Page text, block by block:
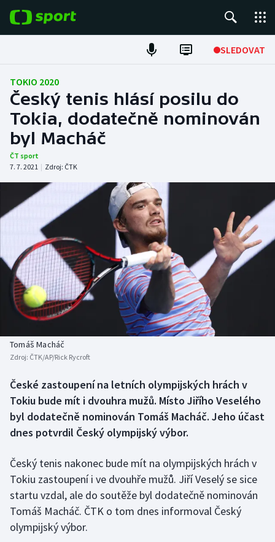
SLEDOVAT
Fotbal
Hokej
Tenis
Atletika
Cyklistika
DALŠÍ SPORTY
Americký fotbal
Baseball a softbal
Basketbal
Biatlon
Box
Curling
Dostihy
Florbal
NEPŘEHLÉDNĚTE
Soutěže
Historické návraty
Aplikace ČT sport
TOKIO 2020
Český tenis hlásí posilu do
Tokia, dodatečně nominován
byl Macháč
ČT sport
7. 7. 2021 | Zdroj: ČTK
Tomáš Macháč
Zdroj: ČTK/AP/Rick Rycroft
České zastoupení na letních olympijských hrách v
Tokiu bude mít i dvouhra mužů. Místo Jiřího Veselého
byl dodatečně nominován Tomáš Macháč. Jeho účast
dnes potvrdil Český olympijský výbor.
Český tenis nakonec bude mít na olympijských hrách v
Tokiu zastoupení i ve dvouhře mužů. Jiří Veselý se sice
startu vzdal, ale do soutěže byl dodatečně nominován
Tomáš Macháč. ČTK o tom dnes informoval Český
olympijský výbor.